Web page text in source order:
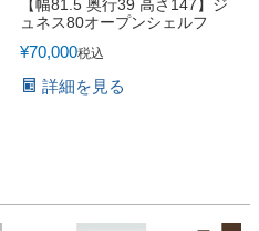
【幅81.5 奥行39 高さ147】ジ
ュネス80オープンシェルフ
¥70,000税込
詳細を見る